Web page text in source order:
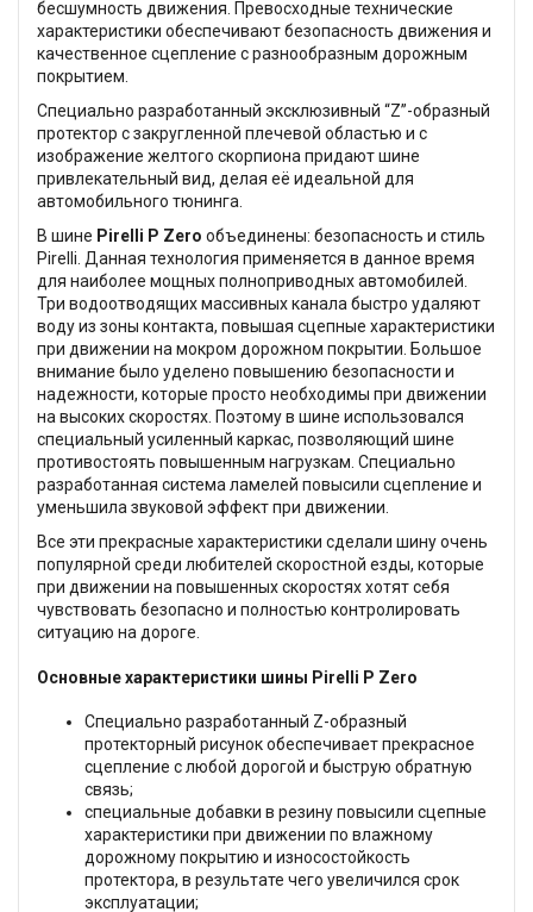
бесшумность движения. Превосходные технические
характеристики обеспечивают безопасность движения и
качественное сцепление с разнообразным дорожным
покрытием.
Специально разработанный эксклюзивный “Z”-образный
протектор с закругленной плечевой областью и с
изображение желтого скорпиона придают шине
привлекательный вид, делая её идеальной для
автомобильного тюнинга.
В шине Pirelli P Zero объединены: безопасность и стиль
Pirelli. Данная технология применяется в данное время
для наиболее мощных полноприводных автомобилей.
Три водоотводящих массивных канала быстро удаляют
воду из зоны контакта, повышая сцепные характеристики
при движении на мокром дорожном покрытии. Большое
внимание было уделено повышению безопасности и
надежности, которые просто необходимы при движении
на высоких скоростях. Поэтому в шине использовался
специальный усиленный каркас, позволяющий шине
противостоять повышенным нагрузкам. Специально
разработанная система ламелей повысили сцепление и
уменьшила звуковой эффект при движении.
Все эти прекрасные характеристики сделали шину очень
популярной среди любителей скоростной езды, которые
при движении на повышенных скоростях хотят себя
чувствовать безопасно и полностью контролировать
ситуацию на дороге.
Основные характеристики шины Pirelli P Zero
Cпециально разработанный Z-образный
протекторный рисунок обеспечивает прекрасное
сцепление с любой дорогой и быструю обратную
связь;
специальные добавки в резину повысили сцепные
характеристики при движении по влажному
дорожному покрытию и износостойкость
протектора, в результате чего увеличился срок
эксплуатации;